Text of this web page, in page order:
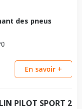
nous
nous
des pneus
En savoir +
PILOT SPORT 2